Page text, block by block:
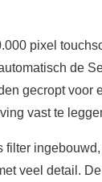
pixel
de
gecropt voor
vast te
veel detail.